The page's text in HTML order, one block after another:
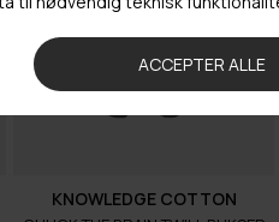
KNOWLEDGE COTTON